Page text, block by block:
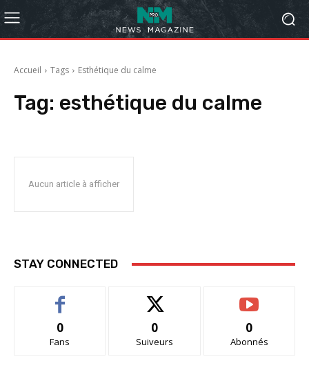
Accueil Tags Esthétique du calme
Tag: esthétique du calme
Aucun article à afficher
STAY CONNECTED
0
Fans
0
Suiveurs
0
Abonnés